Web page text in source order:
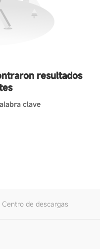
resultados
clave
Centro de descargas